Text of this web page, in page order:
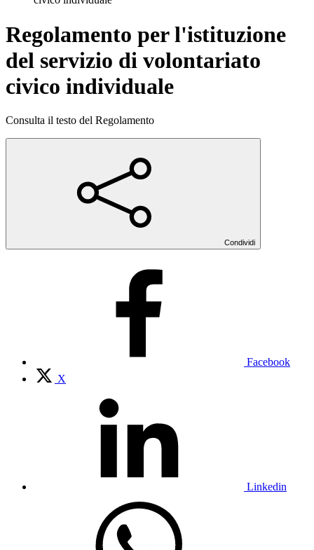
Regolamento per l'istituzione
del servizio di volontariato
civico individuale
Consulta il testo del Regolamento
Condividi
Facebook
X
Linkedin